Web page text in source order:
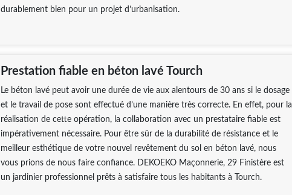
durablement bien pour un projet d’urbanisation.
Prestation fiable en béton lavé Tourch
Le béton lavé peut avoir une durée de vie aux alentours de 30 ans si le dosage
et le travail de pose sont effectué d’une manière très correcte. En effet, pour la
réalisation de cette opération, la collaboration avec un prestataire fiable est
impérativement nécessaire. Pour être sûr de la durabilité de résistance et le
meilleur esthétique de votre nouvel revêtement du sol en béton lavé, nous
vous prions de nous faire confiance. DEKOEKO Maçonnerie, 29 Finistère est
un jardinier professionnel prêts à satisfaire tous les habitants à Tourch.